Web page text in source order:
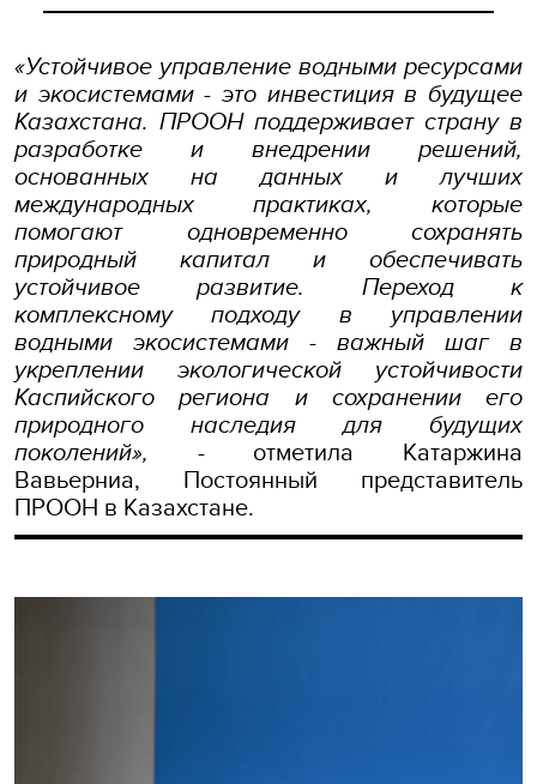
«Устойчивое управление водными ресурсами
и экосистемами - это инвестиция в будущее
Казахстана. ПРООН поддерживает страну в
разработке и внедрении решений,
основанных на данных и лучших
международных практиках, которые
помогают одновременно сохранять
природный капитал и обеспечивать
устойчивое развитие. Переход к
комплексному подходу в управлении
водными экосистемами - важный шаг в
укреплении экологической устойчивости
Каспийского региона и сохранении его
природного наследия для будущих
поколений», - отметила Катаржина
Вавьерниа, Постоянный представитель
ПРООН в Казахстане.